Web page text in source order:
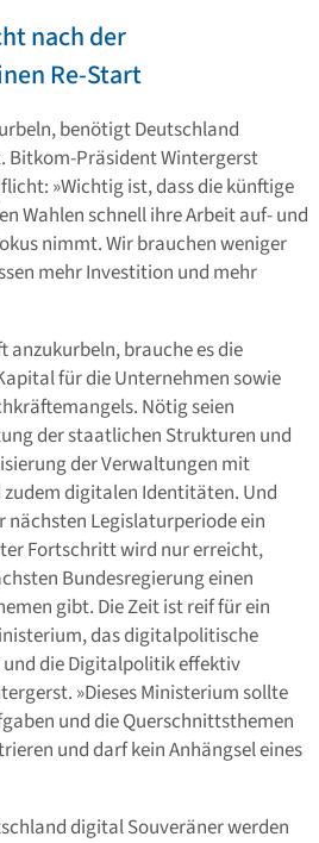
nach der
Re-Start
benötigt Deutschland
Bitkom-Präsident Wintergerst
»Wichtig ist, dass die künftige
Wahlen schnell ihre Arbeit auf- und
nimmt. Wir brauchen weniger
mehr Investition und mehr
anzukurbeln, brauche es die
für die Unternehmen sowie
Nötig seien
der staatlichen Strukturen und
der Verwaltungen mit
digitalen Identitäten. Und
nächsten Legislaturperiode ein
Fortschritt wird nur erreicht,
Bundesregierung einen
gibt. Die Zeit ist reif für ein
das digitalpolitische
die Digitalpolitik effektiv
»Dieses Ministerium sollte
und die Querschnittsthemen
und darf kein Anhängsel eines
digital Souveräner werden